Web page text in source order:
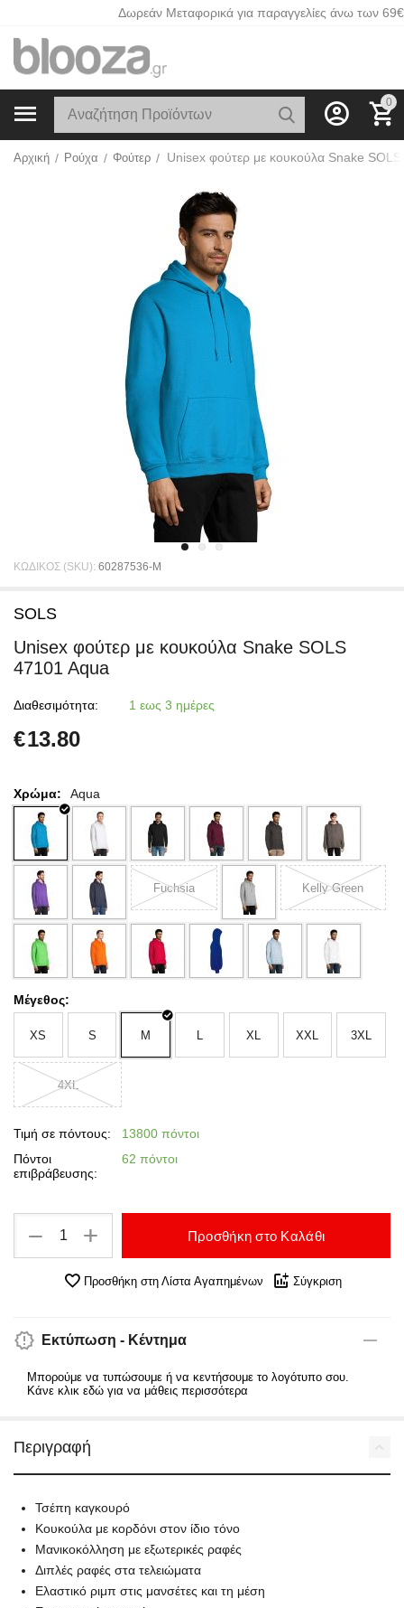
Δωρεάν Μεταφορικά για παραγγελίες άνω των 69€
0
Αρχική / Ρούχα / Φούτερ /
ΚΩΔΙΚΟΣ (SKU): 60287536-M
SOLS
Unisex φούτερ με κουκούλα Snake SOLS
47101 Aqua
Διαθεσιμότητα: 1 εως 3 ημέρες
€13.80
Χρώμα: Aqua
Fuchsia Kelly Green
Μέγεθος:
XS S M L XL XXL 3XL
4XL
Τιμή σε πόντους:
13800 πόντοι
Πόντοι
επιβράβευσης:
62 πόντοι
+
− Προσθήκη στο Καλάθι
Προσθήκη στη Λίστα Αγαπημένων Σύγκριση
Εκτύπωση - Κέντημα
Μπορούμε να τυπώσουμε ή να κεντήσουμε το λογότυπο σου.
Κάνε κλικ εδώ για να μάθεις περισσότερα
Περιγραφή
Τσέπη καγκουρό
Κουκούλα με κορδόνι στον ίδιο τόνο
Μανικοκόλληση με εξωτερικές ραφές
Διπλές ραφές στα τελειώματα
Ελαστικό ριμπ στις μανσέτες και τη μέση